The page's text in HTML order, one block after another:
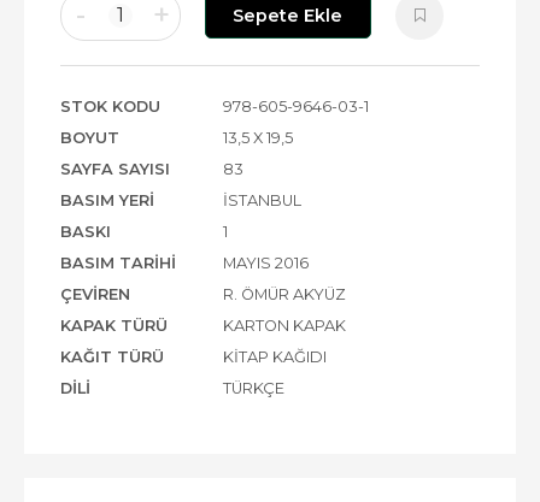
- 1 + Sepete Ekle
STOK KODU
978-605-9646-03-1
BOYUT
13,5 X 19,5
SAYFA SAYISI
83
BASIM YERI
İSTANBUL
BASKI
1
BASIM TARIHI
MAYIS 2016
ÇEVIREN
R. ÖMÜR AKYÜZ
KAPAK TÜRÜ
KARTON KAPAK
KAĞIT TÜRÜ
KITAP KAĞIDI
DILI
TÜRKÇE